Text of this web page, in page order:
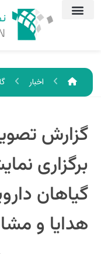
اخبار
گزارش
برگزاری
گیاهان
هدایا و